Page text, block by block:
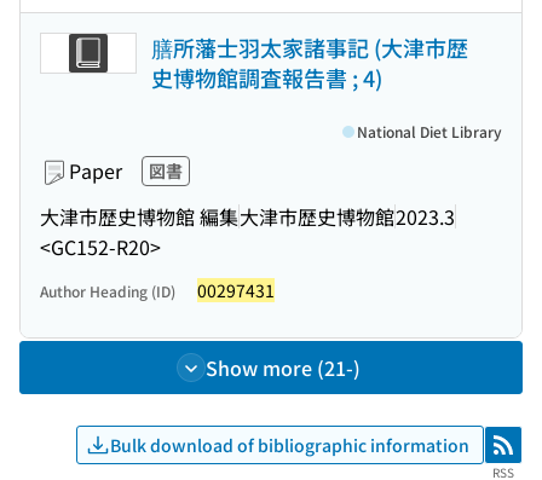
膳所藩士羽太家諸事記 (大津市歴
史博物館調査報告書 ; 4)
Paper 図書
大津市歴史博物館 編集大津市歴史博物館2023.3
<GC152-R20>
National Diet Library
Author Heading (ID) 00297431
Show more (21-)
Bulk download of bibliographic information RSS
RSS